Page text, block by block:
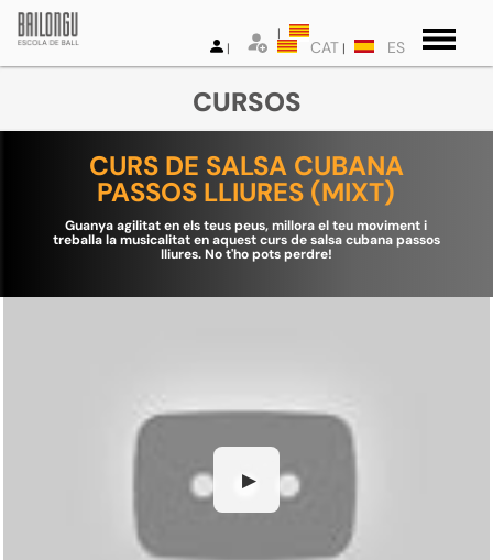
CAT ES
CURSOS
CURS DE SALSA CUBANA
PASSOS LLIURES (MIXT)
Guanya agilitat en els teus peus, millora el teu moviment i
treballa la musicalitat en aquest curs de salsa cubana passos
lliures. No t'ho pots perdre!
▶